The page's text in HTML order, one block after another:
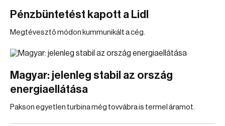
Pénzbüntetést kapott a Lidl
Megtévesztő módon kummunikált a cég.
Magyar: jelenleg stabil az ország
energiaellátása
Pakson egyetlen turbina még tovvábra is termel áramot.